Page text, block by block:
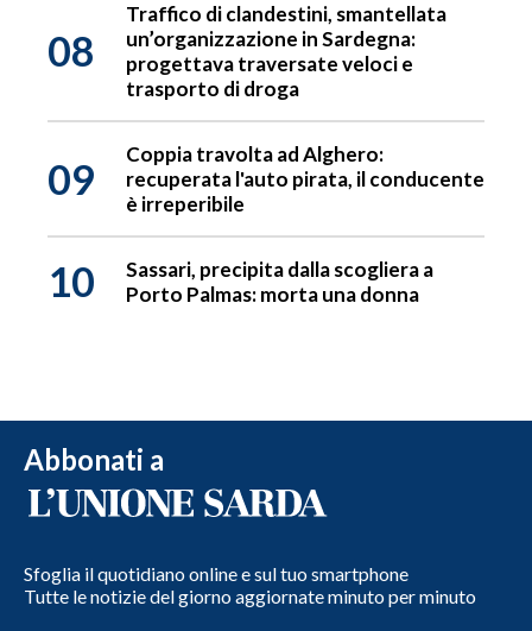
08
Traffico di clandestini, smantellata
un’organizzazione in Sardegna:
progettava traversate veloci e
trasporto di droga
09
Coppia travolta ad Alghero:
recuperata l'auto pirata, il conducente
è irreperibile
10
Sassari, precipita dalla scogliera a
Porto Palmas: morta una donna
Abbonati a
Sfoglia il quotidiano online e sul tuo smartphone
Tutte le notizie del giorno aggiornate minuto per minuto